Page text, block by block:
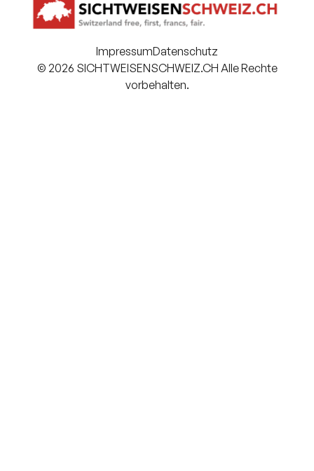
ImpressumDatenschutz
© 2026 SICHTWEISENSCHWEIZ.CH Alle Rechte
vorbehalten.